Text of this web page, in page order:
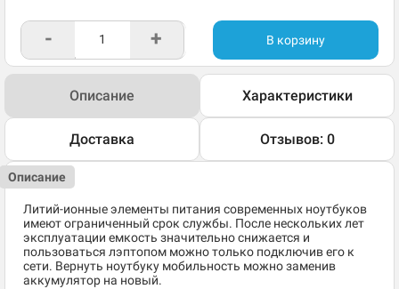
- + В корзину
Описание Характеристики
Доставка Отзывов: 0
Описание
Литий-ионные элементы питания современных ноутбуков
имеют ограниченный срок службы. После нескольких лет
эксплуатации емкость значительно снижается и
пользоваться лэптопом можно только подключив его к
сети. Вернуть ноутбуку мобильность можно заменив
аккумулятор на новый.